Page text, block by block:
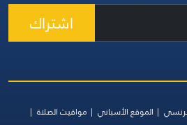
اشتراك
الموقع الأسباني
مواقيت الصلاة